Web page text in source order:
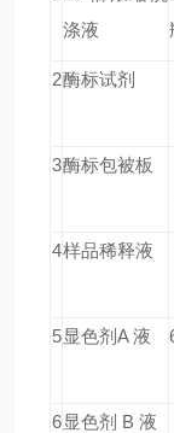
涤液
2酶标试剂
3酶标包被板
4样品稀释液
5显色剂A 液
6显色剂 B 液